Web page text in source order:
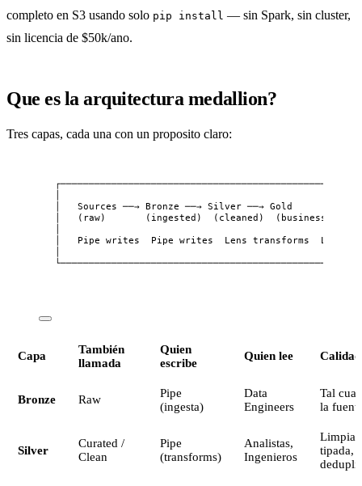
completo en S3 usando solo pip install — sin Spark, sin cluster,
sin licencia de $50k/ano.
Que es la arquitectura medallion?
Tres capas, cada una con un proposito claro:
│   Sources ──→ Bronze ──→ Silver ──→ Gold
│   (raw)       (ingested)  (cleaned)  (business-
│   Pipe writes  Pipe writes  Lens transforms  Lens
Capa
También
llamada
Quien
escribe
Quien lee Calidad
Bronze Raw
Pipe
(ingesta)
Data
Engineers
Tal cual
la
Silver
Curated /
Clean
Pipe
(transforms)
Analistas,
Ingenieros
Limpia,
tipada,